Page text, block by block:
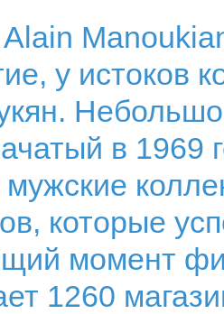
у истоков
в 1969
которые
момент
1260